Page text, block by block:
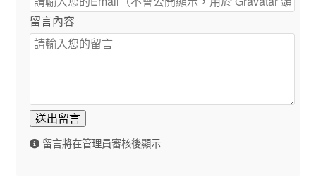
留言內容
送出留言
留言將在管理員審核後顯示